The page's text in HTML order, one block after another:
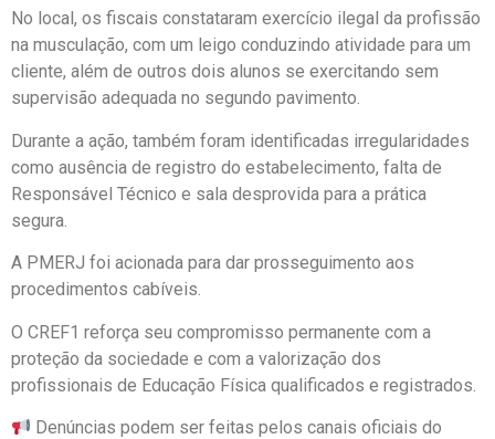
No local, os fiscais constataram exercício ilegal da profissão
na musculação, com um leigo conduzindo atividade para um
cliente, além de outros dois alunos se exercitando sem
supervisão adequada no segundo pavimento.
Durante a ação, também foram identificadas irregularidades
como ausência de registro do estabelecimento, falta de
Responsável Técnico e sala desprovida para a prática
segura.
A PMERJ foi acionada para dar prosseguimento aos
procedimentos cabíveis.
O CREF1 reforça seu compromisso permanente com a
proteção da sociedade e com a valorização dos
profissionais de Educação Física qualificados e registrados.
Denúncias podem ser feitas pelos canais oficiais do